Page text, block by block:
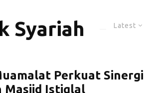
Latest
Syariah
Perkuat Sinergi
Masjid Istiqlal